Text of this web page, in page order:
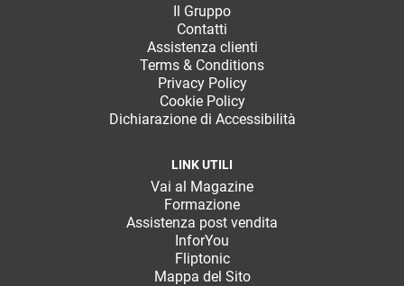
Il Gruppo
Contatti
Assistenza clienti
Terms & Conditions
Privacy Policy
Cookie Policy
Dichiarazione di Accessibilità
LINK UTILI
Vai al Magazine
Formazione
Assistenza post vendita
InforYou
Fliptonic
Mappa del Sito